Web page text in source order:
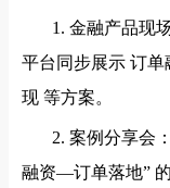
1. 金融产品现
平台同步展示 订
现 等方案。
2. 案例分享会
融资—订单落地”